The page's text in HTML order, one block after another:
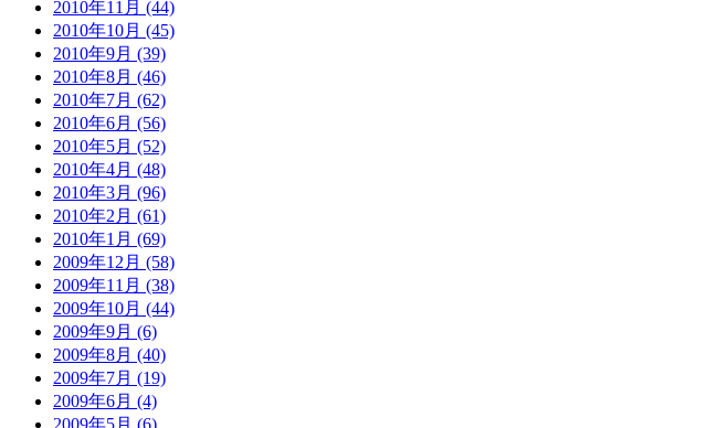
2010年11月 (44)
2010年10月 (45)
2010年9月 (39)
2010年8月 (46)
2010年7月 (62)
2010年6月 (56)
2010年5月 (52)
2010年4月 (48)
2010年3月 (96)
2010年2月 (61)
2010年1月 (69)
2009年12月 (58)
2009年11月 (38)
2009年10月 (44)
2009年9月 (6)
2009年8月 (40)
2009年7月 (19)
2009年6月 (4)